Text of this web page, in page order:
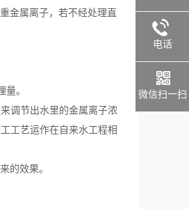
金属离子，若不经处理直
。
调节出水里的金属离子浓
工艺运作在自来水工程相
的效果。
电话
微信扫一扫